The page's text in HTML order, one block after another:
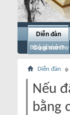
Diễn đàn
Bài gửi hôm nay
Có gì mới?
Diễn đàn
Nếu
bằng